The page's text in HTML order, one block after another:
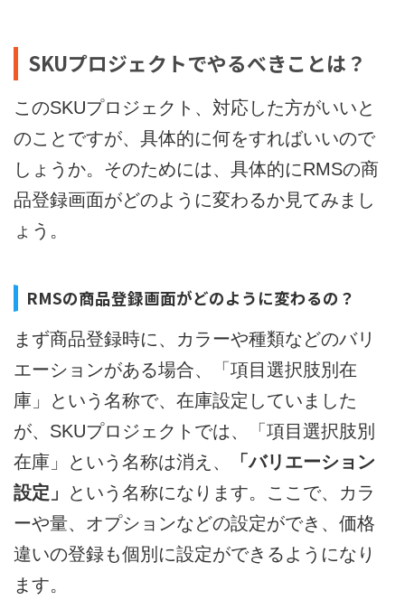
SKUプロジェクトでやるべきことは？
このSKUプロジェクト、対応した方がいいと
のことですが、具体的に何をすればいいので
しょうか。そのためには、具体的にRMSの商
品登録画面がどのように変わるか見てみまし
ょう。
RMSの商品登録画面がどのように変わるの？
まず商品登録時に、カラーや種類などのバリ
エーションがある場合、「項目選択肢別在
庫」という名称で、在庫設定していました
が、SKUプロジェクトでは、「項目選択肢別
在庫」という名称は消え、
「バリエーション
設定」
という名称になります。ここで、カラ
ーや量、オプションなどの設定ができ、価格
違いの登録も個別に設定ができるようになり
ます。